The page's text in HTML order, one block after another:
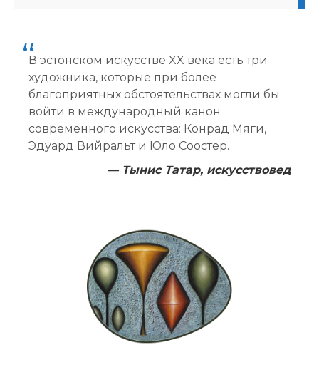
В эстонском искусстве XX века есть три
художника, которые при более
благоприятных обстоятельствах могли бы
войти в международный канон
современного искусства: Конрад Мяги,
Эдуард Вийральт и Юло Соостер.
— Тынис Татар, искусствовед